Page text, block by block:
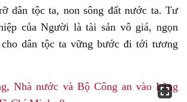
dân tộc ta, non sông đất nước ta. Tư
của Người là tài sản vô giá, ngọn
dân tộc ta vững bước đi tới tương